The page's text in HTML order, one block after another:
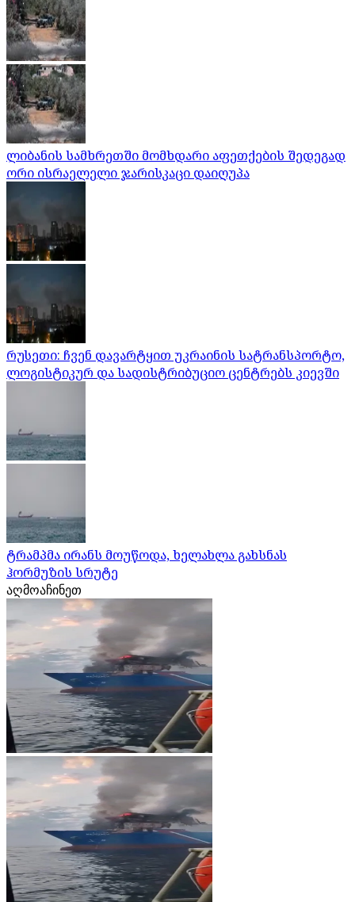
ლიბანის სამხრეთში მომხდარი აფეთქების შედეგად
ორი ისრაელელი ჯარისკაცი დაიღუპა
რუსეთი: ჩვენ დავარტყით უკრაინის სატრანსპორტო,
ლოგისტიკურ და სადისტრიბუციო ცენტრებს კიევში
ტრამპმა ირანს მოუწოდა, ხელახლა გახსნას
ჰორმუზის სრუტე
აღმოაჩინეთ